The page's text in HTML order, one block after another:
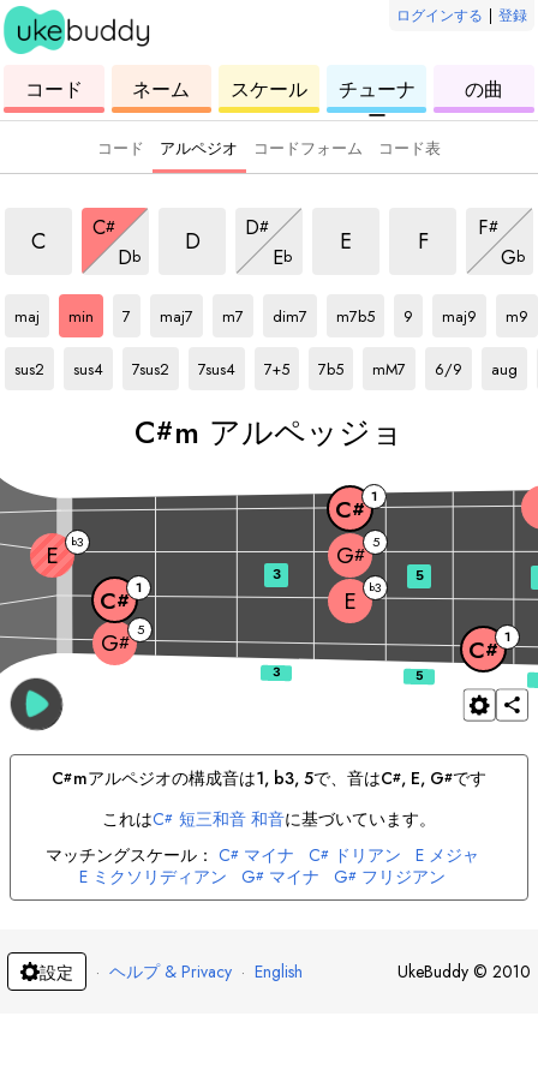
ログインする | 登録
ク
レ
コード
コ
ー
ド
ネーム
ウ
ク
レ
レ
スケール
ク
レ
レ
チューナ
ー
ク
レ
の曲
コード アルペジオ コードフォーム コード表
C
m アルペッジョ
C#
m アルペッジョ
Db
m アルペッジョ
D
m アルペッジョ
D#
m アルペッジョ
Eb
m アルペッジョ
E
F
m アルペッジ
F#
m アル
Gb
m ア
maj
min
7
maj7
m7
dim7
m7b5
9
maj9
m9
sus2
アルペッジョ
C#
sus4
アルペッジョ
7sus2
7sus4
7+5
7b5
mM7
6/9
aug
C#m アルペッジョ
G# 5
C# 1
C# 1 E b3
E b3 G# 5
C# 1
3 5
C#mアルペジオの構成音は1, b3, 5で、音はC#, E, G#です
これはC# 短三和音 和音に基づいています。
マッチングスケール： C# マイナ C# ドリアン E メジャ
E ミクソリディアン G# マイナ G# フリジアン
設定 · ヘルプ & Privacy · English UkeBuddy © 2010